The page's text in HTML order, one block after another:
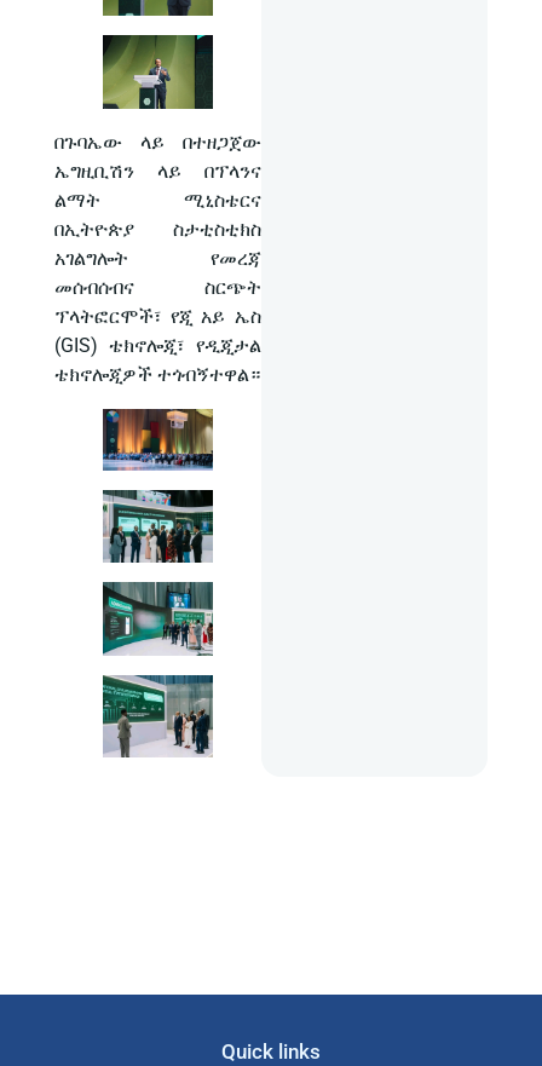
በጉባኤው ላይ በተዘጋጀው
ኤግዚቢሽን ላይ በፕላንና
ልማት ሚኒስቴርና
በኢትዮጵያ ስታቲስቲክስ
አገልግሎት የመረጃ
መሰብሰብና ስርጭት
ፕላትፎርሞች፣ የጂ አይ ኤስ
(GIS) ቴክኖሎጂ፣ የዲጂታል
ቴክኖሎጂዎች ተጎብኝተዋል።
Quick links